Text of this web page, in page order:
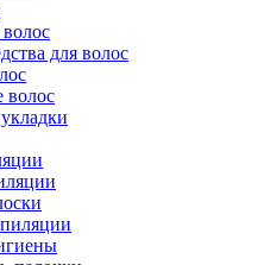
для волос
волос